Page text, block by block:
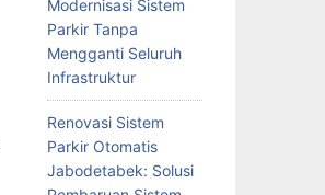
Modernisasi Sistem
Parkir Tanpa
Mengganti Seluruh
Infrastruktur
Renovasi Sistem
Parkir Otomatis
Jabodetabek: Solusi